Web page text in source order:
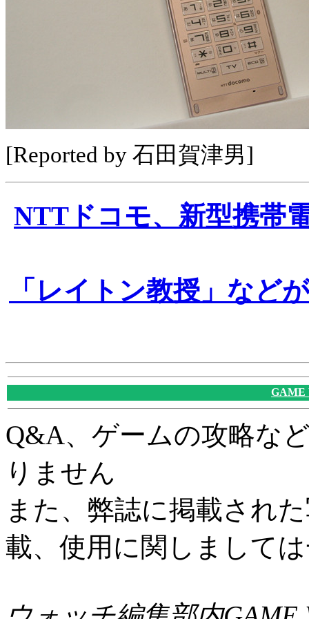
[Reported by 石田賀津男]
NTTドコモ、新型携帯
「レイトン教授」など
GAME
Q&A、ゲームの攻略な
りません
また、弊誌に掲載され
載、使用に関しまして